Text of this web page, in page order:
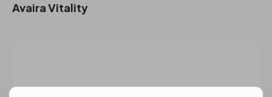
Avaira Vitality